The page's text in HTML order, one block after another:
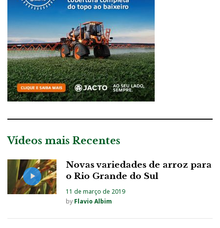
Vídeos mais Recentes
Novas variedades de arroz para
o Rio Grande do Sul
11 de março de 2019
by Flavio Albim